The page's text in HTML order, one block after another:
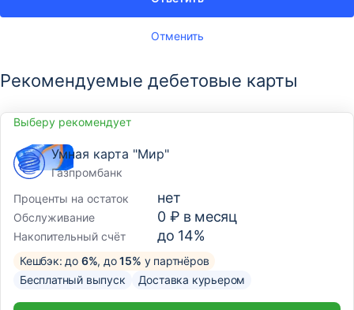
Отменить
Рекомендуемые дебетовые карты
Выберу рекомендует
Умная карта "Мир"
Газпромбанк
Проценты на остаток
нет
Обслуживание 0 ₽ в месяц
Накопительный счёт до 14%
Кешбэк: до 6%, до15% у партнёров
Бесплатный выпуск
Доставка курьером